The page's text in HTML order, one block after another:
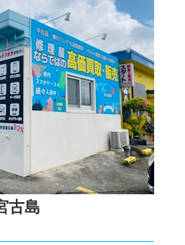
古島